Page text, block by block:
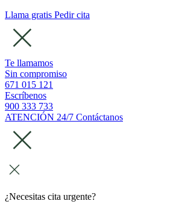
Llama gratis Pedir cita
Te llamamos
Sin compromiso
671 015 121
Escríbenos
900 333 733
ATENCIÓN 24/7 Contáctanos
¿Necesitas cita urgente?